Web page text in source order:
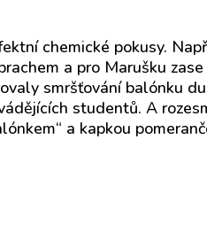
chemické pokusy.
a pro Marušku zase
smršťování balónku
studentů. A
a kapkou